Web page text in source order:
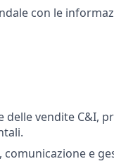
con le
delle vendite C&I,
e